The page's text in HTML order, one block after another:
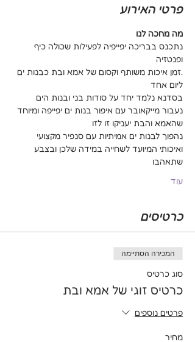
פרטי האירוע
מה מחכה לנו
נתכנס בבריכה יפייפיה לפעילות שכולה כיף
ופנטזיה
.זמן איכות משותף וקסום של אמא ובת כבנות ים
ליום אחד
בסדנא נלמד יחד על סודות בני ובנות הים
נעבור מייקאובר עם איפור בנות ים יפייפה ומיוחד
שהאמא והבת יעניקו זו לזו
נהפוך לבנות ים אמיתיות עם סנפיר מקצועי
ואיכותי המיועד לשחייה במידה שלכן ובצבע
שתאהבו
עוד
כרטיסים
המכירה הסתיימה
סוג כרטיס
כרטיס זוגי של אמא ובת
פרטים נוספים
מחיר